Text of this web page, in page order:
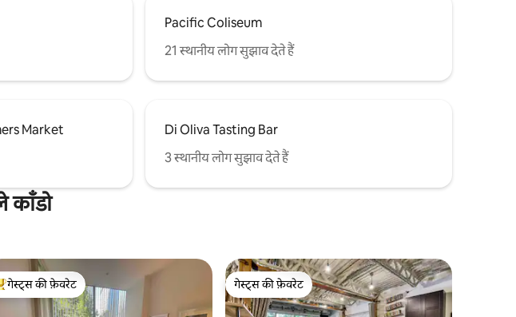
Pacific Coliseum
21 स्थानीय लोग सुझाव देते हैं
Market
Di Oliva Tasting Bar
3 स्थानीय लोग सुझाव देते हैं
काँडो
का टॉप फ़ेवरेट
गेस्ट्स की फ़ेवरेट
गेस्ट्स की फ़ेवरेट
गेस्ट्स की फ़ेवरेट